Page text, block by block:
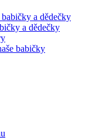
a dědečky
a dědečky
babičky